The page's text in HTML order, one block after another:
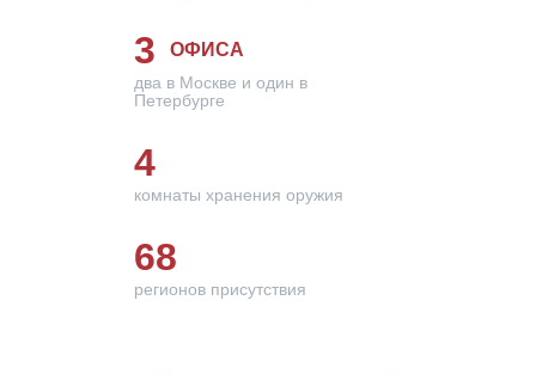
3 ОФИСА
два в Москве и один в
Петербурге
4
комнаты хранения оружия
68
регионов присутствия